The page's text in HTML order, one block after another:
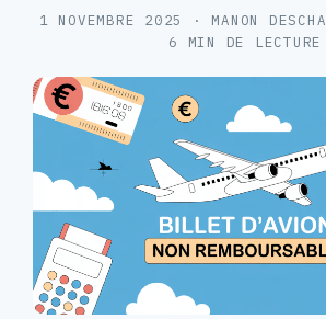
1 NOVEMBRE 2025 · MANON
6 MIN DE LECTURE